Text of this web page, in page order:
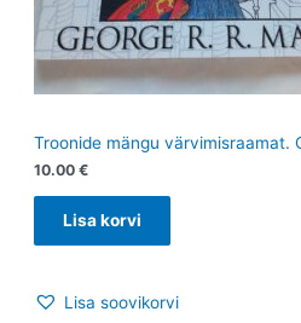
Troonide mängu värvimisraamat.
10.00 €
Lisa korvi
Lisa soovikorvi